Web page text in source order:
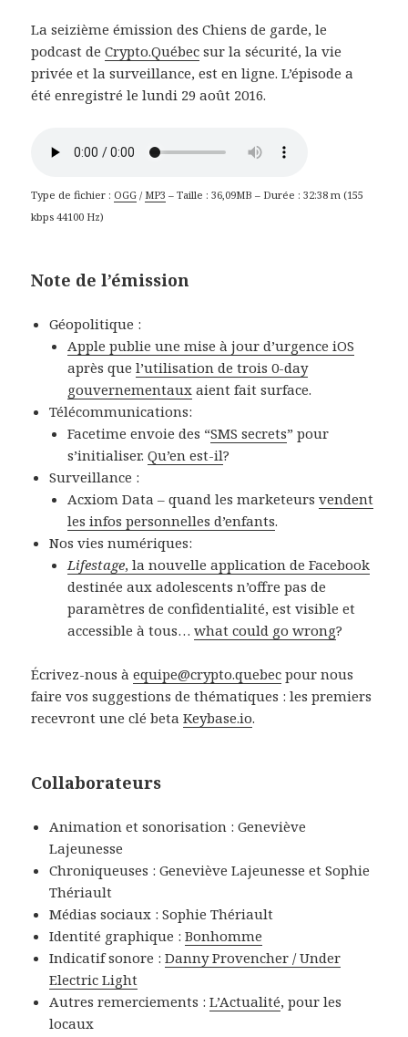
La seizième émission des Chiens de garde, le
podcast deCrypto.Québec sur la sécurité, la vie
privée et la surveillance, est en ligne. L’épisode a
été enregistré le lundi 29 août 2016.
Type de fichier : OGG / MP3 – Taille : 36,09MB – Durée : 32:38 m (155
kbps 44100 Hz)
Note de l’émission
Géopolitique :
Apple publie une mise à jour d’urgence iOS
après quel’utilisation de trois 0-day
gouvernementaux aient fait surface.
Télécommunications:
Facetime envoie des “SMS secrets” pour
s’initialiser.Qu’en est-il?
Surveillance :
Acxiom Data – quand les marketeursvendent
les infos personnelles d’enfants.
Nos vies numériques:
Lifestage, la nouvelle application de Facebook
destinée aux adolescents n’offre pas de
paramètres de confidentialité, est visible et
accessible à tous…what could go wrong?
Écrivez-nous àequipe@crypto.quebec pour nous
faire vos suggestions de thématiques : les premiers
recevront une clé betaKeybase.io.
Collaborateurs
Animation et sonorisation : Geneviève
Lajeunesse
Chroniqueuses : Geneviève Lajeunesse et Sophie
Thériault
Médias sociaux : Sophie Thériault
Identité graphique :Bonhomme
Indicatif sonore :Danny Provencher / Under
Electric Light
Autres remerciements :L’Actualité, pour les
locaux